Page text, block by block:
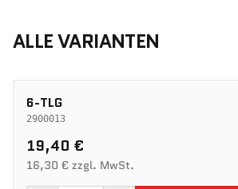
ALLE VARIANTEN
6-TLG
2900013
19,40 €
16,30 € zzgl. MwSt.